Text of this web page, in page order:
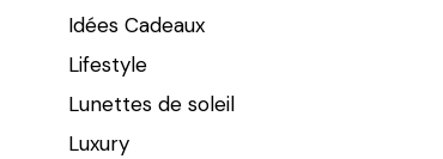
Idées Cadeaux
Lifestyle
Lunettes de soleil
Luxury